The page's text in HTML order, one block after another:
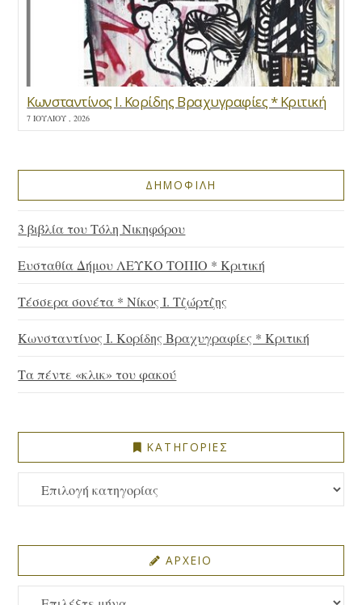
Κωνσταντίνος Ι. Κορίδης Βραχυγραφίες * Κριτική
7 ΙΟΥΛΊΟΥ , 2026
ΔΗΜΟΦΙΛΗ
3 βιβλία του Τόλη Νικηφόρου
Ευσταθία Δήμου ΛΕΥΚΟ ΤΟΠΙΟ * Κριτική
Τέσσερα σονέτα * Νίκος Ι. Τζώρτζης
Κωνσταντίνος Ι. Κορίδης Βραχυγραφίες * Κριτική
Τα πέντε «κλικ» του φακού
ΚΑΤΗΓΟΡΙΕΣ
ΚΑΤΗΓΟΡΙΕΣ
ΑΡΧΕΙΟ
ΑΡΧΕΙΟ